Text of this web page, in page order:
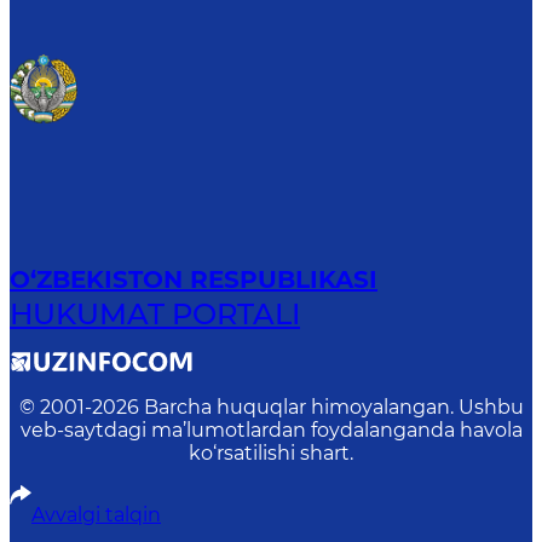
O‘ZBEKISTON RESPUBLIKASI
HUKUMAT PORTALI
© 2001-2026 Barcha huquqlar himoyalangan. Ushbu
veb-saytdagi ma’lumotlardan foydalanganda havola
ko‘rsatilishi shart.
Avvalgi talqin